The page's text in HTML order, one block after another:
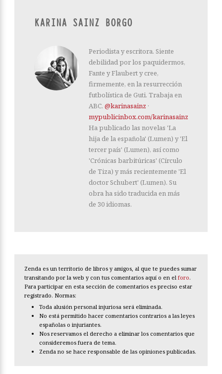
KARINA SAINZ BORGO
Periodista y escritora. Siente
debilidad por los paquidermos,
Fante y Flaubert y cree,
firmemente, en la resurrección
futbolística de Guti. Trabaja en
ABC. @karinasainz ·
mypublicinbox.com/karinasainz
Ha publicado las novelas 'La
hija de la española' (Lumen) y 'El
tercer país' (Lumen), así como
'Crónicas barbitúricas' (Círculo
de Tiza) y más recientemente 'El
doctor Schubert' (Lumen). Su
obra ha sido traducida en más
de 30 idiomas.
Zenda es un territorio de libros y amigos, al que te puedes sumar
transitando por la web y con tus comentarios aquí o en el foro.
Para participar en esta sección de comentarios es preciso estar
registrado. Normas:
Toda alusión personal injuriosa será eliminada.
No está permitido hacer comentarios contrarios a las leyes
españolas o injuriantes.
Nos reservamos el derecho a eliminar los comentarios que
consideremos fuera de tema.
Zenda no se hace responsable de las opiniones publicadas.